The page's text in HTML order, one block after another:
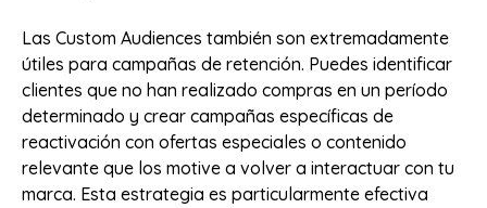
Las Custom Audiences también son extremadamente
útiles para campañas de retención. Puedes identificar
clientes que no han realizado compras en un período
determinado y crear campañas específicas de
reactivación con ofertas especiales o contenido
relevante que los motive a volver a interactuar con tu
marca. Esta estrategia es particularmente efectiva